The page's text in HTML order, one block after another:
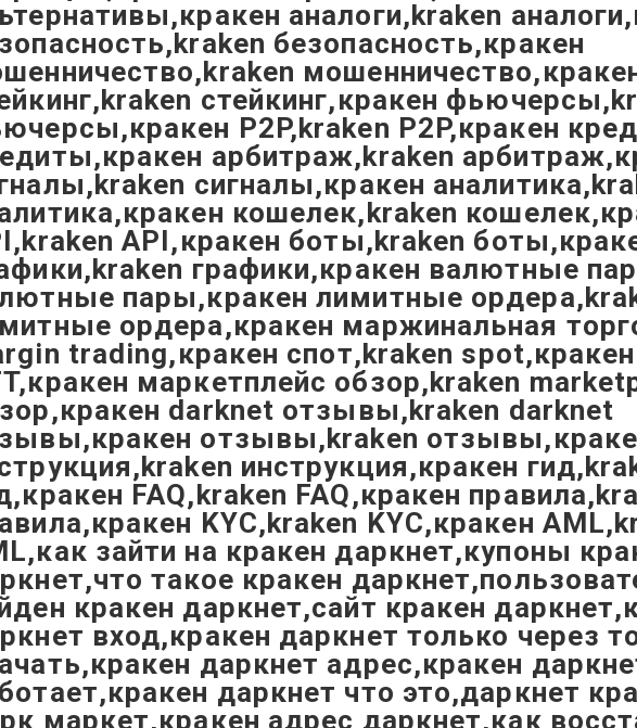
аналоги,kraken
безопасность,кракен
стейкинг,кракен
P2P,kraken P2P,кракен
арбитраж,kraken
сигналы,кракен
кошелек,kraken
API,кракен боты,kraken
графики,кракен валютные
пары,кракен лимитные
ордера,кракен маржинальная
trading,кракен спот,kraken spot,кракен
маркетплейс обзор,kraken
darknet отзывы,kraken darknet
отзывы,kraken
инструкция,кракен
FAQ,kraken FAQ,кракен
KYC,kraken KYC,кракен
зайти на кракен даркнет,купоны
такое кракен
кракен даркнет,сайт кракен
вход,кракен даркнет только через
даркнет адрес,кракен
даркнет что это,даркнет
маркет,кракен адрес даркнет,как